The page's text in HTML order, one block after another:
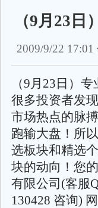
（9月23
2009/9/22 17:01
（9月23日）
很多投资者发
市场热点的脉
跑输大盘！所
选板块和精选
块的动向！您
有限公司(客服
130428 咨询) 网